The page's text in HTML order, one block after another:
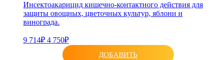
Инсектоакарицид кишечно-контактного действия для
защиты овощных, цветочных культур, яблони и
винограда.
9 714₽ 4 750₽
ДОБАВИТЬ